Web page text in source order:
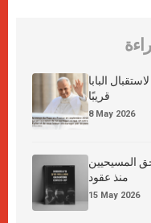
البابا
قريبًا
8 May 2026
المسيحيين
منذ عقود
15 May 2026